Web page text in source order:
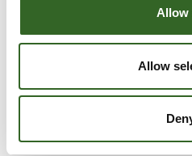
Allow
Allow
LAJITTELUOHJEET